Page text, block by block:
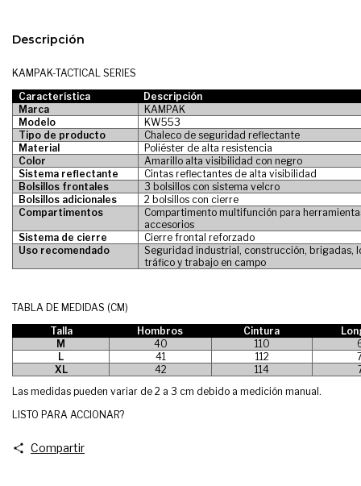
Descripción
KAMPAK-TACTICAL SERIES
Característica
Descripción
Marca
KAMPAK
Modelo
KW553
Tipo de producto
Chaleco de seguridad reflectante
Material
Poliéster de alta resistencia
Color
Amarillo alta visibilidad con negro
Sistema reflectante
Cintas reflectantes de alta visibilidad
Bolsillos frontales
3 bolsillos con sistema velcro
Bolsillos adicionales
2 bolsillos con cierre
Compartimentos
Compartimento multifunción para
accesorios
Sistema de cierre
Cierre frontal reforzado
Uso recomendado
Seguridad industrial, construcción, brigadas,
tráfico y trabajo en campo
TABLA DE MEDIDAS (CM)
Talla
Hombros Cintura
M
40 110
L
41 112
XL
42 114
Las medidas pueden variar de 2 a 3 cm debido a medición manual.
LISTO PARA ACCIONAR?
Compartir